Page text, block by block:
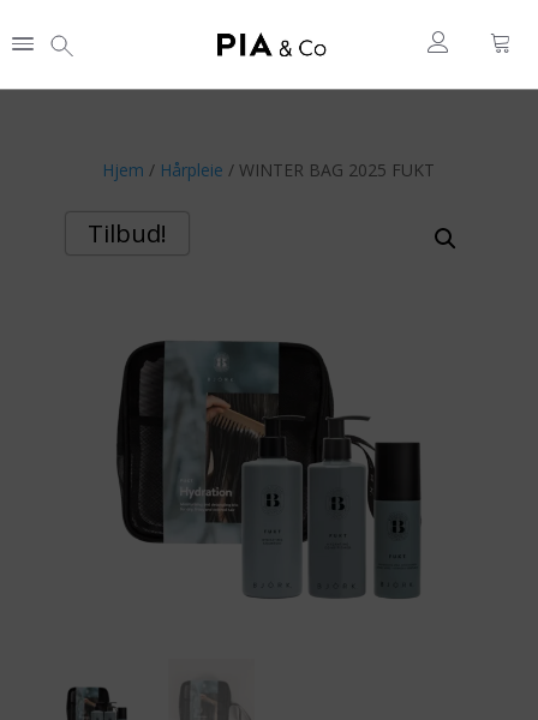
Hjem / Hårpleie / WINTER BAG 2025 FUKT
Tilbud!